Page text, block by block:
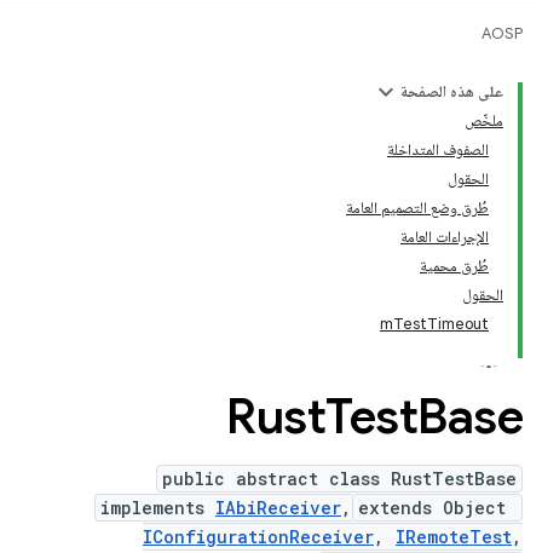
AOSP
على هذه الصفحة
ملخّص
الصفوف المتداخلة
الحقول
طُرق وضع التصميم العامة
الإجراءات العامة
طُرق محمية
الحقول
mTestTimeout
RustTestBase
public abstract class RustTestBase
extends Object
implements IAbiReceiver,
IConfigurationReceiver, IRemoteTest,